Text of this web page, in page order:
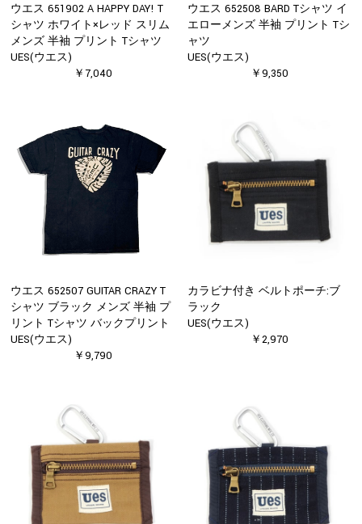
ウエス 651902 A HAPPY DAY! T
シャツ ホワイト×レッド スリム
メンズ 半袖 プリント Tシャツ
UES(ウエス)
￥7,040
ウエス 652508 BARD Tシャツ イ
エローメンズ 半袖 プリント Tシ
ャツ
UES(ウエス)
￥9,350
ウエス 652507 GUITAR CRAZY T
シャツ ブラック メンズ 半袖 プ
リント Tシャツ バックプリント
UES(ウエス)
￥9,790
カラビナ付き ベルトポーチ:ブ
ラック
UES(ウエス)
￥2,970